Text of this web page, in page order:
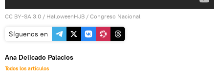
CC BY-SA 3.0 / HalloweenHJB / Congreso Nacional
Síguenos en
Ana Delicado Palacios
Todos los artículos